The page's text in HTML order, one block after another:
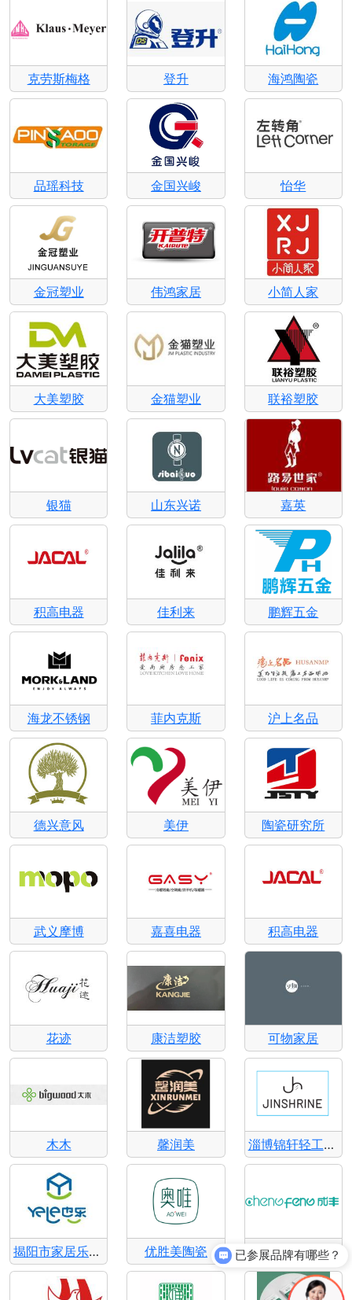
克劳斯梅格 登升 海鸿陶瓷
品瑶科技 金国兴峻 怡华
金冠塑业 伟鸿家居 小简人家
大美塑胶 金猫塑业 联裕塑胶
银猫 山东兴诺 嘉英
积高电器 佳利来 鹏辉五金
海龙不锈钢 菲内克斯 沪上名品
德兴意风 美伊 陶瓷研究所
武义摩博 嘉喜电器 积高电器
花迹 康洁塑胶 可物家居
木木 馨润美 淄博锦轩轻工制品有限公司
揭阳市家居乐家居用品有限公司 优胜美陶瓷 欣亚
已参展品牌有哪些？